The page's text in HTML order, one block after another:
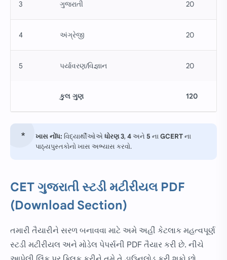
3 ગુજરાતી 20
4 અંગ્રેજી 20
5 પર્યાવરણ/વિજ્ઞાન 20
કુલ ગુણ 120
ખાસ નોંધ: વિદ્યાર્થીઓએ ધોરણ3,4અને 5 નાGCERTના
પાઠ્યપુસ્તકોનો ખાસ અભ્યાસ કરવો.
CET ગુજરાતી સ્ટડી મટીરીયલ PDF
(Download Section)
તમારી તૈયારીને સરળ બનાવવા માટે અમે અહીં કેટલાક મહત્વપૂર્ણ
સ્ટડી મટીરીયલ અને મોડેલ પેપર્સની PDF તૈયાર કરી છે. નીચે